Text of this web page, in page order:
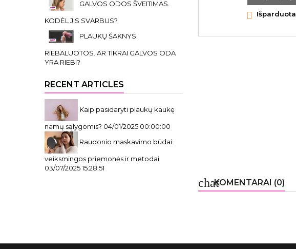
GALVOS ODOS ŠVEITIMAS.
KODĖL JIS SVARBUS?
PLAUKŲ ŠAKNYS
RIEBALUOTOS. AR TIKRAI GALVOS ODA
YRA RIEBI?
RECENT ARTICLES
Kaip pasidaryti plaukų kaukę
namų sąlygomis? 04/01/2025 00:00:00
Raudonio maskavimo būdai:
veiksmingos priemonės ir metodai
03/07/2025 15:28:51
 Išparduota
chatKOMENTARAI (0)